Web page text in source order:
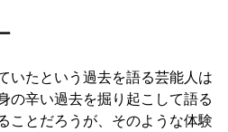
いたという過去を語る芸能人は
の辛い過去を掘り起こして語る
ことだろうが、そのような体験